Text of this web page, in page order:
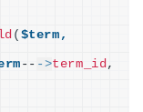
( $term,
-- ->term_id